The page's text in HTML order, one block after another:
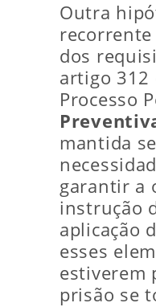
Outra
recorrente
dos
artigo 312
Processo
mantida
garantir a
instrução
aplicação
esses
estiverem
prisão se